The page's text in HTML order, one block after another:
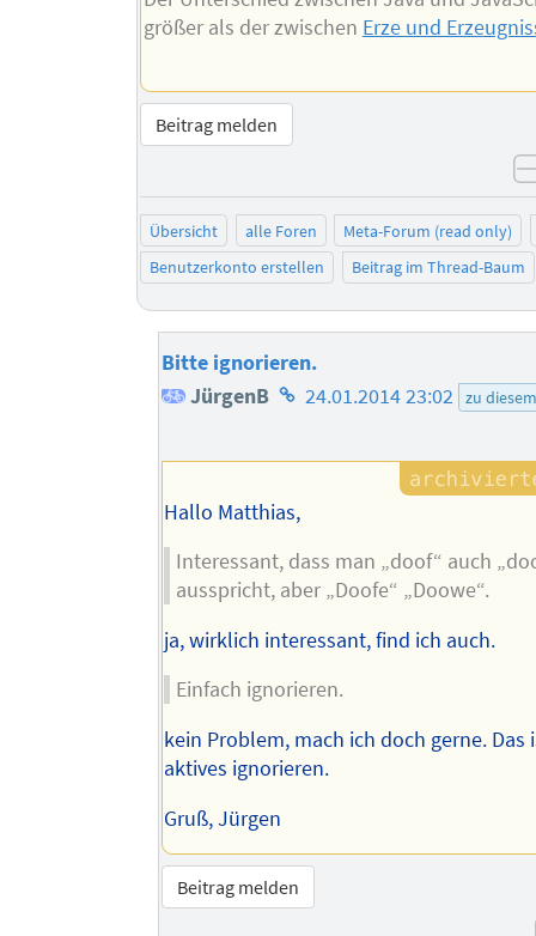
größer als der zwischen Erze und
Beitrag melden
Übersicht alle Foren
Meta-Forum (read only)
Benutzerkonto erstellen
Beitrag im Thread-Baum
Bitte ignorieren.
JürgenB Homepage
Autors
24.01.2014 23:02 zu
Hallo Matthias,
Interessant, dass man „doof“ auch
ausspricht, aber „Doofe“ „Doowe“.
ja, wirklich interessant, find ich auch.
Einfach ignorieren.
kein Problem, mach ich doch gerne. Das
aktives ignorieren.
Gruß, Jürgen
Beitrag melden